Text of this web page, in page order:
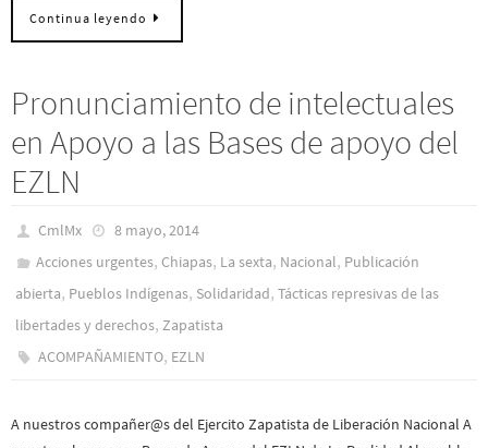
Continua leyendo
Pronunciamiento de intelectuales
en Apoyo a las Bases de apoyo del
EZLN
CmlMx
8 mayo, 2014
Acciones urgentes,Chiapas, La sexta, Nacional, Publicación
abierta, Pueblos Indí­genas, Solidaridad, Tácticas represivas de las
libertades y derechos, Zapatista
ACOMPAÑAMIENTO, EZLN
A nuestros compañer@s del Ejercito Zapatista de Liberación Nacional A